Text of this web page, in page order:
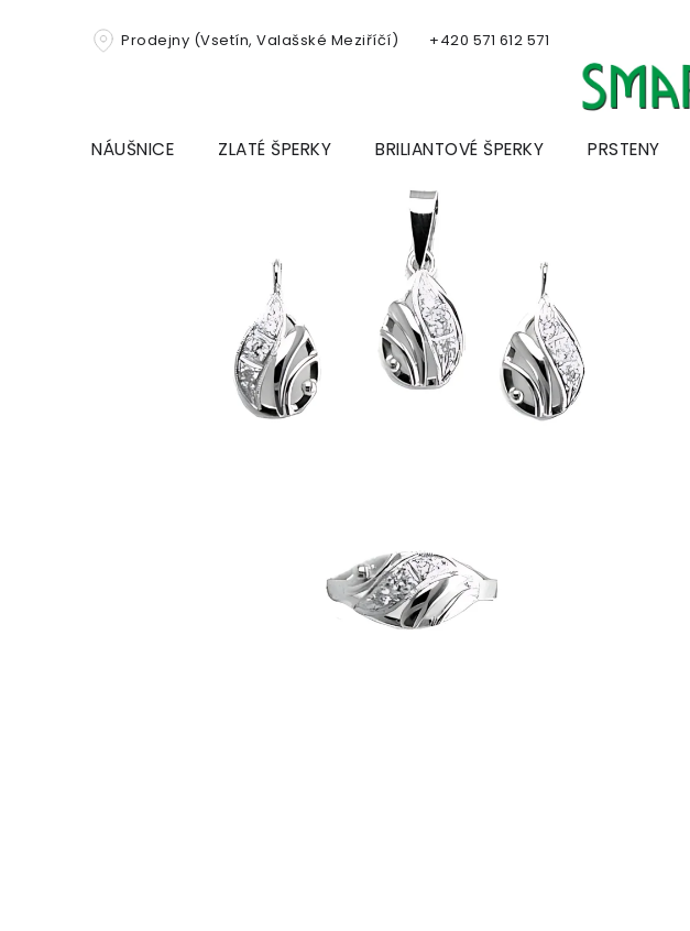
Prodejny (Vsetín, Valašské Meziříčí) +420 571 612 571
NÁUŠNICE ZLATÉ ŠPERKY BRILIANTOVÉ ŠPERKY PRSTENY